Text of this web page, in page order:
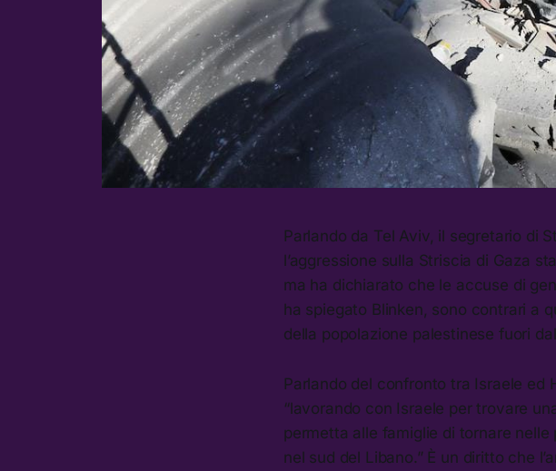
Parlando da Tel Aviv, il segretario di
l’aggressione sulla Striscia di Gaza
ma ha dichiarato che le accuse di
ha spiegato Blinken, sono contrari a
della popolazione palestinese fuori
Parlando del confronto tra Israele ed
“lavorando con Israele per trovare
permetta alle famiglie di tornare
nel sud del Libano.” È un diritto che